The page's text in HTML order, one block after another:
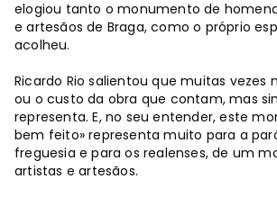
elogiou tanto o monumento de
e artesãos de Braga, como o próprio
acolheu.
Ricardo Rio salientou que muitas vezes
ou o custo da obra que contam, mas
representa. E, no seu entender, este
bem feito» representa muito para a
freguesia e para os realenses, de um
artistas e artesãos.